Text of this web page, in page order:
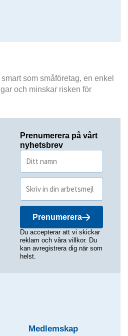
som småföretag, en enkel
och minskar risken för
Prenumerera på vårt
nyhetsbrev
Prenumerera
Du accepterar att vi skickar
reklam och våra villkor. Du
kan avregistrera dig när som
helst.
Medlemskap